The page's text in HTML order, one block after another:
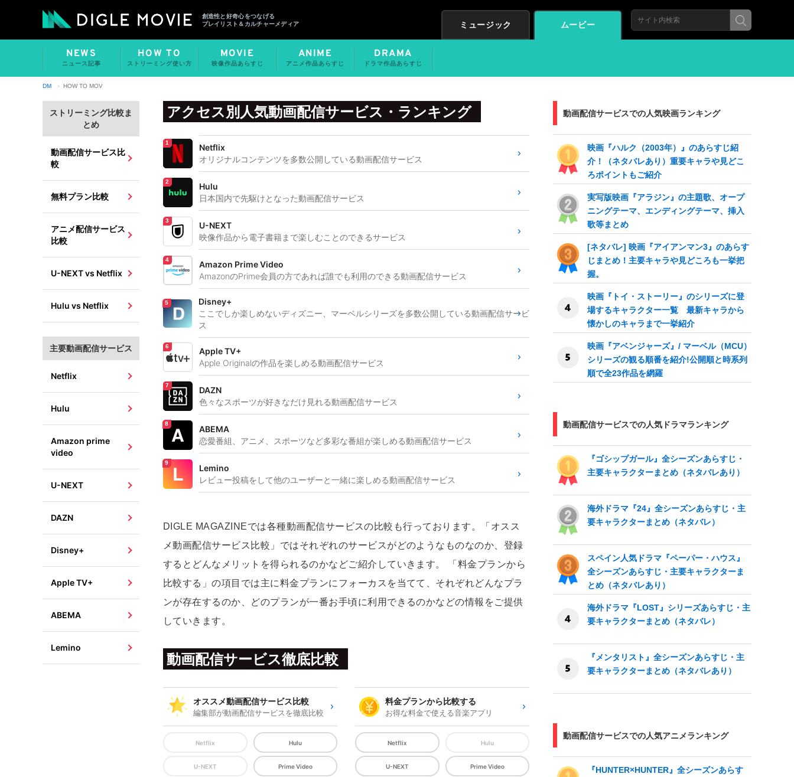
創造性と好奇心をつなげる
プレイリスト＆カルチャーメディア
ミュージック ムービー
NEWS
ニュース記事
HOW TO
ストリーミング使い方
MOVIE
映像作品あらすじ
ANIME
アニメ作品あらすじ
DRAMA
ドラマ作品あらすじ
DM HOW TO MOV
ストリーミング比較ま
とめ
動画配信サービス比
較
無料プラン比較
アニメ配信サービス
比較
U-NEXT vs Netflix
Hulu vs Netflix
主要動画配信サービス
Netflix
Hulu
Amazon prime
video
U-NEXT
DAZN
Disney+
Apple TV+
ABEMA
Lemino
アクセス別人気動画配信サービス・ランキング
Netflix
オリジナルコンテンツを多数公開している動画配信サービス
Hulu
日本国内で先駆けとなった動画配信サービス
U-NEXT
映像作品から電子書籍まで楽しむことのできるサービス
Amazon Prime Video
AmazonのPrime会員の方であれば誰でも利用のできる動画配信サービス
Disney+
ここでしか楽しめないディズニー、マーベルシリーズを多数公開している動画配信サービ
ス
Apple TV+
Apple Originalの作品を楽しめる動画配信サービス
DAZN
色々なスポーツが好きなだけ見れる動画配信サービス
ABEMA
恋愛番組、アニメ、スポーツなど多彩な番組が楽しめる動画配信サービス
Lemino
レビュー投稿をして他のユーザーと一緒に楽しめる動画配信サービス
DIGLE MAGAZINEでは各種動画配信サービスの比較も行っております。「オスス
メ動画配信サービス比較」ではそれぞれのサービスがどのようなものなのか、登録
するとどんなメリットを得られるのかなどご紹介していきます。 「料金プランから
比較する」の項目では主に料金プランにフォーカスを当てて、それぞれどんなプラ
ンが存在するのか、どのプランが一番お手頃に利用できるのかなどの情報をご提供
していきます。
動画配信サービス徹底比較
オススメ動画配信サービス比較
編集部が動画配信サービスを徹底比較
Netflix Hulu
U-NEXT Prime Video
料金プランから比較する
お得な料金で使える音楽アプリ
Netflix Hulu
U-NEXT Prime Video
動画配信サービスでの人気映画ランキング
映画『ハルク（2003年）』のあらすじ紹
介！（ネタバレあり）重要キャラや見どこ
ろポイントもご紹介
実写版映画『アラジン』の主題歌、オープ
ニングテーマ、エンディングテーマ、挿入
歌等まとめ
[ネタバレ] 映画『アイアンマン3』のあらす
じまとめ！主要キャラや見どころも一挙把
握。
映画『トイ・ストーリー』のシリーズに登
場するキャラクター一覧 最新キャラから
懐かしのキャラまで一挙紹介
映画『アベンジャーズ』/ マーベル（MCU）
シリーズの観る順番を紹介!公開順と時系列
順で全23作品を網羅
動画配信サービスでの人気ドラマランキング
『ゴシップガール』全シーズンあらすじ・
主要キャラクターまとめ（ネタバレあり）
海外ドラマ『24』全シーズンあらすじ・主
要キャラクターまとめ（ネタバレ）
スペイン人気ドラマ『ペーパー・ハウス』
全シーズンあらすじ・主要キャラクターま
とめ（ネタバレあり）
海外ドラマ『LOST』シリーズあらすじ・主
要キャラクターまとめ（ネタバレ）
『メンタリスト』全シーズンあらすじ・主
要キャラクターまとめ（ネタバレあり）
動画配信サービスでの人気アニメランキング
『HUNTER×HUNTER』全シーズンあらす